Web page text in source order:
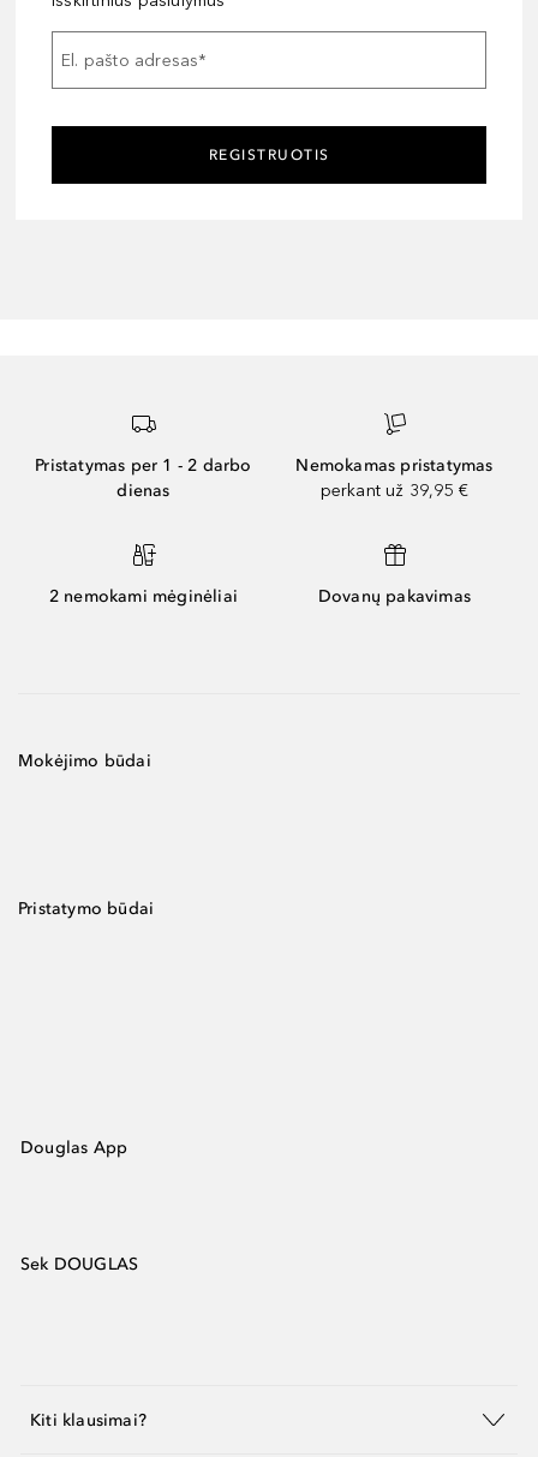
El. pašto adresas*
REGISTRUOTIS
Pristatymas per 1 - 2 darbo
dienas
Nemokamas pristatymas
perkant už 39,95 €
2 nemokami mėginėliai Dovanų pakavimas
Mokėjimo būdai
Pristatymo būdai
Douglas App
Sek DOUGLAS
Kiti klausimai?